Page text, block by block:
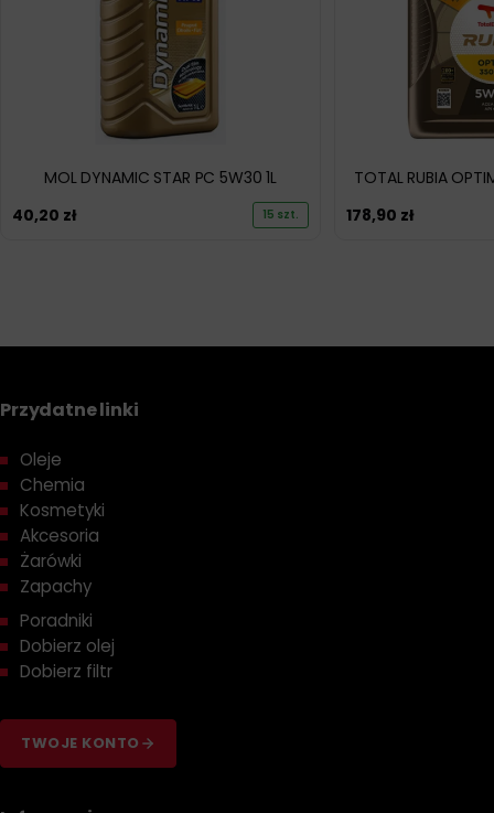
MOL DYNAMIC STAR PC 5W30 1L
40,20 zł 15 szt.
TOTAL RUBIA
178,90 zł
Przydatne linki
Oleje
Chemia
Kosmetyki
Akcesoria
Żarówki
Zapachy
Poradniki
Dobierz olej
Dobierz filtr
TWOJE KONTO